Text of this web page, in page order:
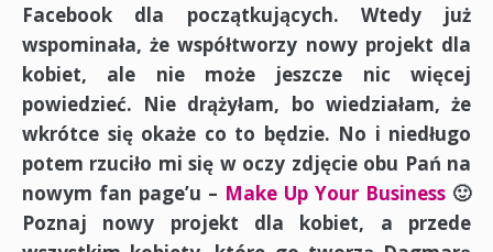
Facebook dla początkujących. Wtedy już
wspominała, że współtworzy nowy projekt dla
kobiet, ale nie może jeszcze nic więcej
powiedzieć. Nie drążyłam, bo wiedziałam, że
wkrótce się okaże co to będzie. No i niedługo
potem rzuciło mi się w oczy zdjęcie obu Pań na
nowym fan page’u – Make Up Your Business 🙂
Poznaj nowy projekt dla kobiet, a przede